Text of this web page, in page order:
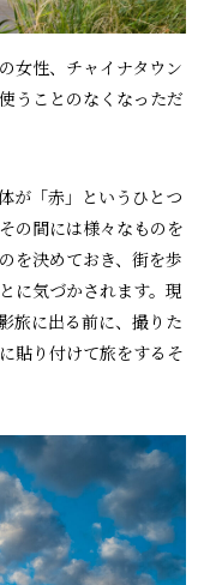
女性、チャイナタウン
うことのなくなっただ
が「赤」というひとつ
の間には様々なものを
を決めておき、街を歩
に気づかされます。現
旅に出る前に、撮りた
貼り付けて旅をするそ